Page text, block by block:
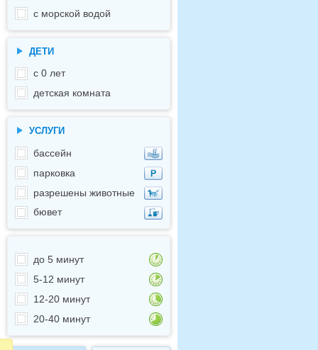
с морской водой
ДЕТИ
с 0 лет
детская комната
УСЛУГИ
бассейн
парковка
разрешены животные
бювет
до 5 минут
5-12 минут
12-20 минут
20-40 минут